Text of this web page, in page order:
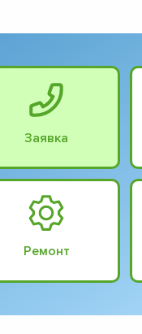
Заявка
Ремонт